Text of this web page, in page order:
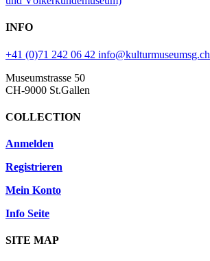
INFO
+41 (0)71 242 06 42 info@kulturmuseumsg.ch
Museumstrasse 50
CH-9000 St.Gallen
COLLECTION
Anmelden
Registrieren
Mein Konto
Info Seite
SITE MAP